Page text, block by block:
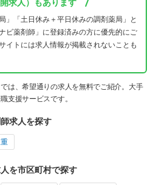
求人）もあります
」「土日休み＋平日休みの調剤薬局」と
ビ薬剤師」に登録済みの方に優先的にご
イトには求人情報が掲載されないことも
は、希望通りの求人を無料でご紹介。大手
支援サービスです。
求人を探す
を市区町村で探す